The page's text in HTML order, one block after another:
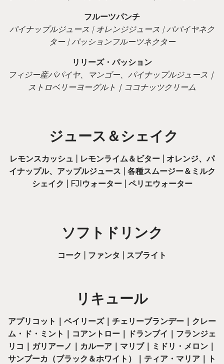
フルーツパンチ
パイナップルジュース | オレンジジュース | パパイヤネク
ター | パッションフルーツネクター
リリーズ・パッション
フィジー産パパイヤ、マンゴー、パイナップルジュース｜
ストロベリーヨーグルト｜ココナッツクリーム
ジュース＆シェイク
レモンスカッシュ | レモンライム＆ビター | オレンジ、パ
イナップル、アップルジュース | 各種スムージー＆ミルク
シェイク | FJIウォーター | ペリエウォーター
ソフトドリンク
コーク | ファンタ | スプライト
リキュール
アプリコット｜ベイリーズ｜チェリーブランデー｜クレー
ム・ド・ミント｜コアントロー｜ドランブイ｜フランジェ
リコ｜ガリアーノ｜カルーア｜マリブ｜ミドリ・メロン｜
サンブーカ（ブラック＆ホワイト）｜ティア・マリア｜ト